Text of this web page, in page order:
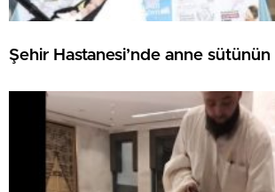
Şehir Hastanesi’nde anne sütünün